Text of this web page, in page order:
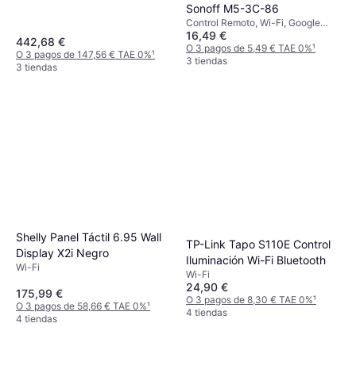
442,68 €
O 3 pagos de 147,56 € TAE 0%¹
3 tiendas
Sonoff M5-3C-86
Control Remoto, Wi-Fi, Google
Home, Amazon Alexa
16,49 €
O 3 pagos de 5,49 € TAE 0%¹
3 tiendas
Shelly Panel Táctil 6.95 Wall
Display X2i Negro
Wi-Fi
175,99 €
O 3 pagos de 58,66 € TAE 0%¹
4 tiendas
TP-Link Tapo S110E Control
Iluminación Wi-Fi Bluetooth
Wi-Fi
24,90 €
O 3 pagos de 8,30 € TAE 0%¹
4 tiendas